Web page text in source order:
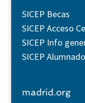
SICEP Becas
SICEP Acceso
SICEP Info
SICEP Alumnado
madrid.org